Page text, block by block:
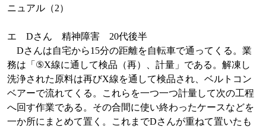
ニュアル（2）
エ Dさん 精神障害 20代後半
Dさんは自宅から15分の距離を自転車で通ってくる。業
務は「 ⑤X線に通して検品（再）、計量」である。 解凍し
洗浄された原料は再びX線を通して検品され、ベルトコン
ベアーで流れてくる。これらを一つ一つ計量して次の工程
へ回す作業である。その合間に使い終わったケースなどを
一か所にまとめて置く。これまでDさんが重ねて置いたも